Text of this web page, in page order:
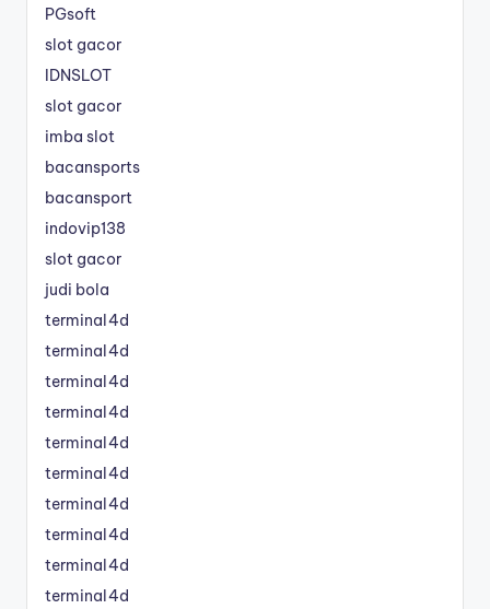
PGsoft
slot gacor
IDNSLOT
slot gacor
imba slot
bacansports
bacansport
indovip138
slot gacor
judi bola
terminal4d
terminal4d
terminal4d
terminal4d
terminal4d
terminal4d
terminal4d
terminal4d
terminal4d
terminal4d